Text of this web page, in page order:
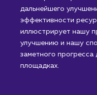
начале 2022 года
было принято
дальнейшего
эффективности
иллюстрирует
улучшению и нашу